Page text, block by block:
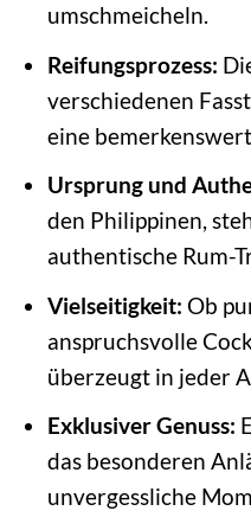
umschmeicheln.
Reifungsprozess:
verschiedenen
eine
Ursprung und
den Philippinen,
authentische Rum-
Vielseitigkeit: Ob
anspruchsvolle
überzeugt in jeder
Exklusiver Genuss:
das besonderen
unvergessliche